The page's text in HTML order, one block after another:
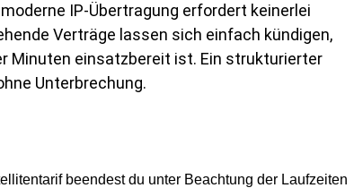
IP-Übertragung erfordert keinerlei
Verträge lassen sich einfach kündigen,
Minuten einsatzbereit ist. Ein strukturierter
Unterbrechung.
beendest du unter Beachtung der Laufzeiten